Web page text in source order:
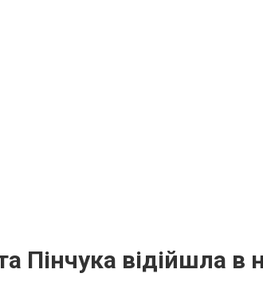
Пінчука відійшла в